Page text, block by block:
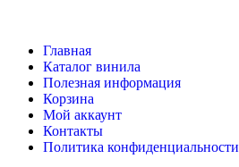
Главная
Каталог винила
Полезная информация
Корзина
Мой аккаунт
Контакты
Политика конфиденциальности